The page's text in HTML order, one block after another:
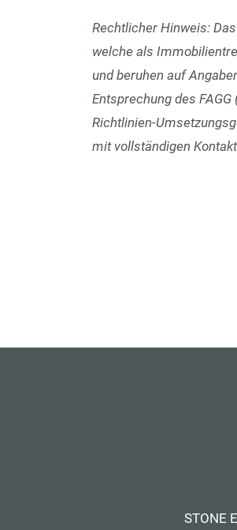
Rechtlicher Hinweis:
welche als
und beruhen auf
Entsprechung des
Richtlinien-
mit vollständigen
STONE